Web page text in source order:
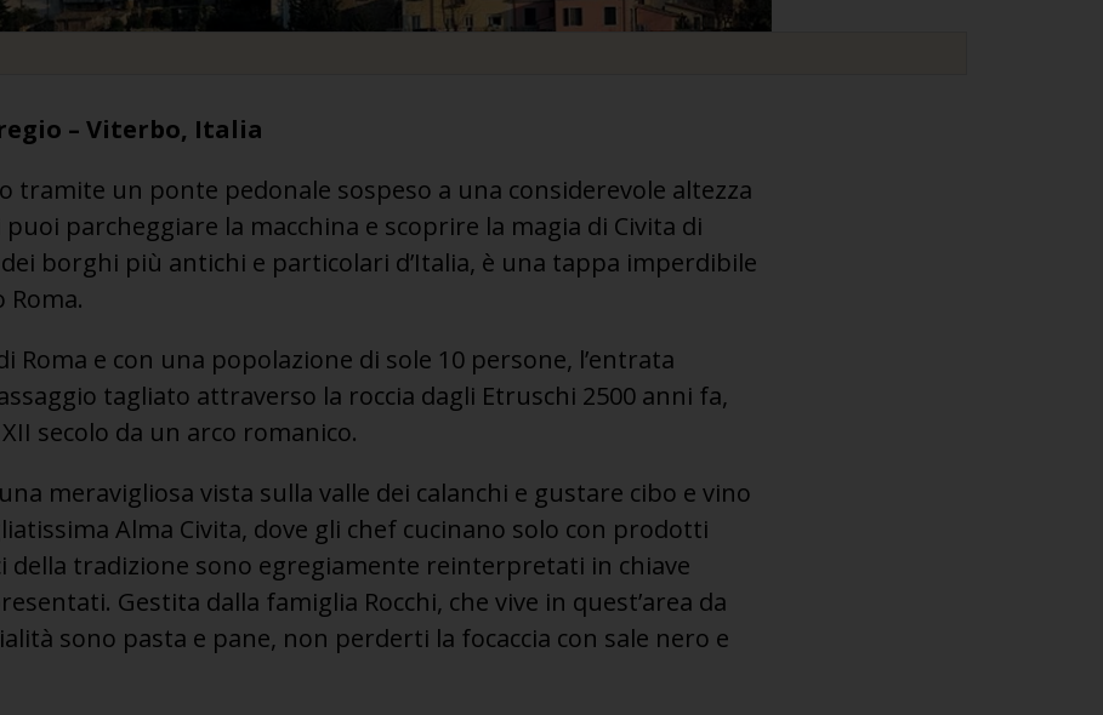
– Viterbo, Italia
tramite un ponte pedonale sospeso a una considerevole altezza
parcheggiare la macchina e scoprire la magia di Civita di
borghi più antichi e particolari d’Italia, è una tappa imperdibile
Roma.
Roma e con una popolazione di sole 10 persone, l’entrata
tagliato attraverso la roccia dagli Etruschi 2500 anni fa,
secolo da un arco romanico.
meravigliosa vista sulla valle dei calanchi e gustare cibo e vino
Alma Civita, dove gli chef cucinano solo con prodotti
della tradizione sono egregiamente reinterpretati in chiave
Gestita dalla famiglia Rocchi, che vive in quest’area da
sono pasta e pane, non perderti la focaccia con sale nero e